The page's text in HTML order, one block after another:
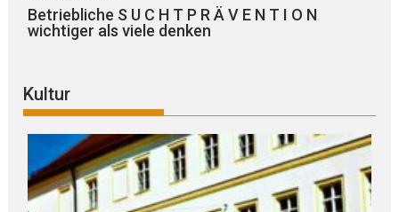
Betriebliche S U C H T P R Ä V E N T I O N
wichtiger als viele denken
Kultur